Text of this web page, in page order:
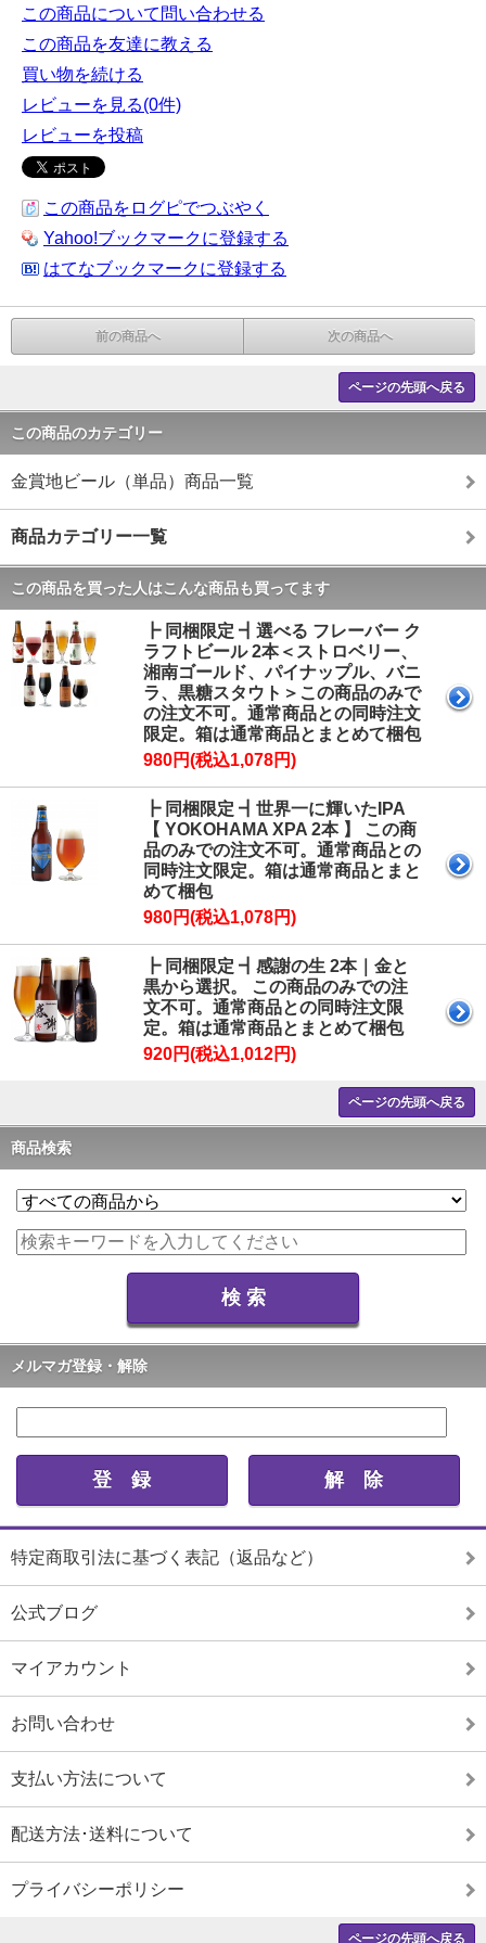
この商品について問い合わせる
この商品を友達に教える
買い物を続ける
レビューを見る(0件)
レビューを投稿
この商品をログピでつぶやく
Yahoo!ブックマークに登録する
はてなブックマークに登録する
前の商品へ 次の商品へ
ページの先頭へ戻る
この商品のカテゴリー
金賞地ビール（単品）商品一覧
商品カテゴリー一覧
この商品を買った人はこんな商品も買ってます
┣ 同梱限定 ┫選べる フレーバー ク
ラフトビール 2本＜ストロベリー、
湘南ゴールド、パイナップル、バニ
ラ、黒糖スタウト＞この商品のみで
の注文不可。通常商品との同時注文
限定。箱は通常商品とまとめて梱包
980円(税込1,078円)
┣ 同梱限定 ┫世界一に輝いたIPA
【 YOKOHAMA XPA 2本 】 この商
品のみでの注文不可。通常商品との
同時注文限定。箱は通常商品とまと
めて梱包
980円(税込1,078円)
┣ 同梱限定 ┫感謝の生 2本｜金と
黒から選択。 この商品のみでの注
文不可。通常商品との同時注文限
定。箱は通常商品とまとめて梱包
920円(税込1,012円)
ページの先頭へ戻る
商品検索
メルマガ登録・解除
特定商取引法に基づく表記（返品など）
公式ブログ
マイアカウント
お問い合わせ
支払い方法について
配送方法･送料について
プライバシーポリシー
ページの先頭へ戻る